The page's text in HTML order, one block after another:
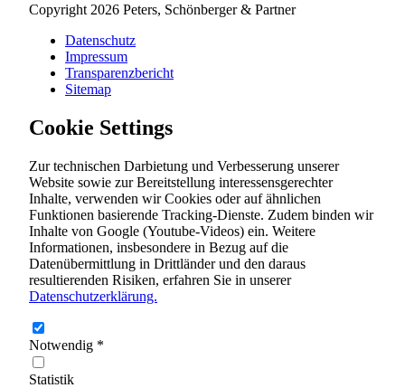
Copyright 2026 Peters, Schönberger & Partner
Datenschutz
Impressum
Transparenzbericht
Sitemap
Cookie Settings
Zur technischen Darbietung und Verbesserung unserer
Website sowie zur Bereitstellung interessensgerechter
Inhalte, verwenden wir Cookies oder auf ähnlichen
Funktionen basierende Tracking-Dienste. Zudem binden wir
Inhalte von Google (Youtube-Videos) ein. Weitere
Informationen, insbesondere in Bezug auf die
Datenübermittlung in Drittländer und den daraus
resultierenden Risiken, erfahren Sie in unserer
Datenschutzerklärung.
Notwendig *
Statistik